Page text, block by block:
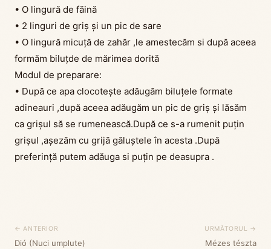
• O lingură de făină
• 2 linguri de griș și un pic de sare
• O lingură micuță de zahăr ,le amestecăm si după aceea
formăm biluțde de mărimea dorită
Modul de preparare:
• După ce apa clocotește adăugăm biluțele formate
adineauri ,după aceea adăugăm un pic de griș și lăsăm
ca grișul să se rumenească.După ce s-a rumenit puțin
grișul ,așezăm cu grijă găluștele în acesta .După
preferință putem adăuga si puțin pe deasupra .
← ANTERIOR
Dió (Nuci umplute)
URMĂTORUL →
Mézes tészta